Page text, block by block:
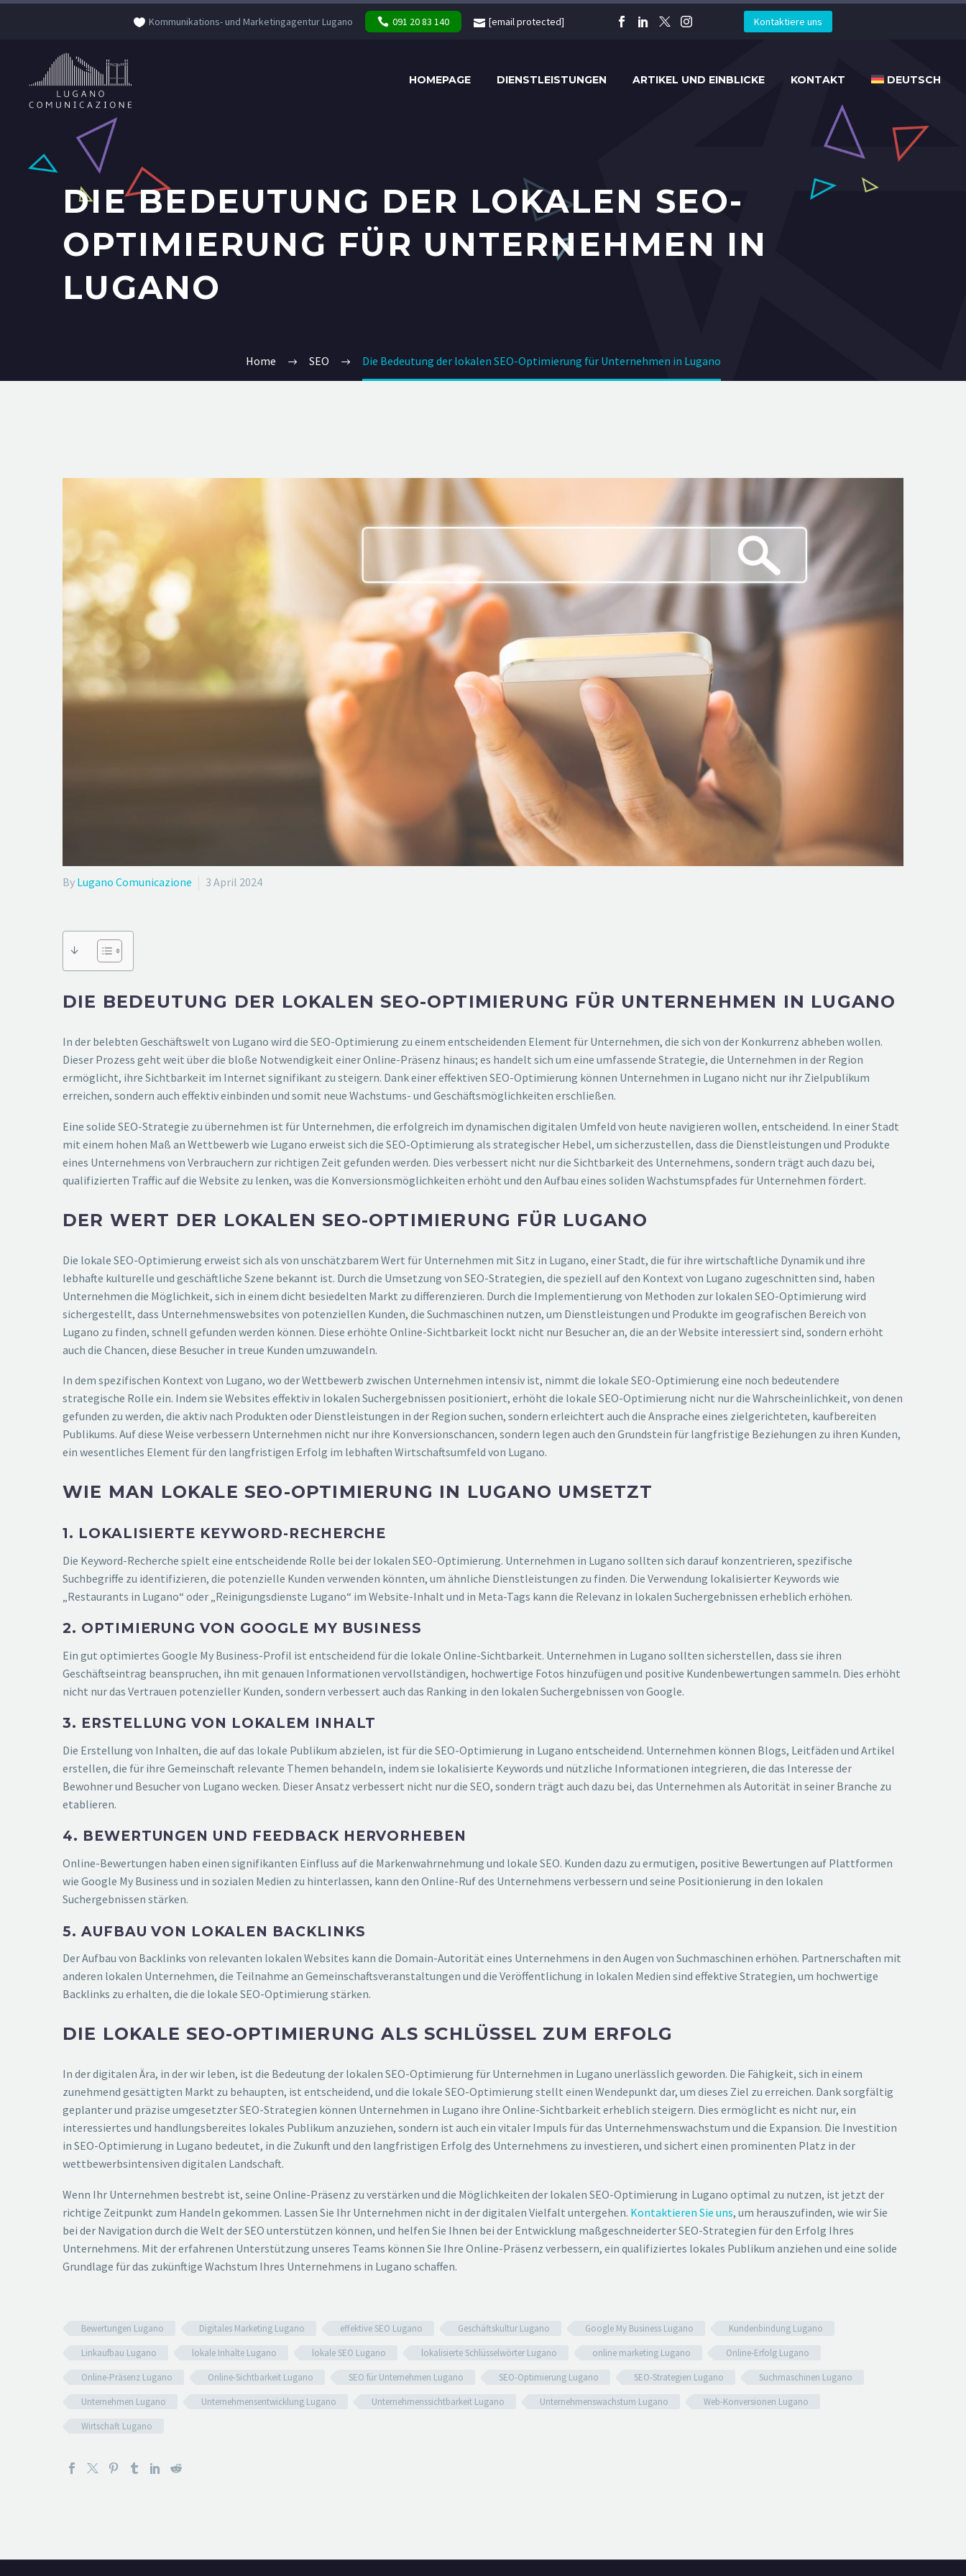
Kommunikations- und Marketingagentur Lugano 091 20 83 140 [email protected] Kontaktiere uns
HOMEPAGE DIENSTLEISTUNGEN ARTIKEL UND EINBLICKE KONTAKT DEUTSCH
DIE BEDEUTUNG DER LOKALEN SEO-
OPTIMIERUNG FÜR UNTERNEHMEN IN
LUGANO
Home SEO Die Bedeutung der lokalen SEO-Optimierung für Unternehmen in Lugano
By Lugano Comunicazione 3 April 2024
↓
DIE BEDEUTUNG DER LOKALEN SEO-OPTIMIERUNG FÜR UNTERNEHMEN IN LUGANO
In der belebten Geschäftswelt von Lugano wird die SEO-Optimierung zu einem entscheidenden Element für Unternehmen, die sich von der Konkurrenz abheben wollen.
Dieser Prozess geht weit über die bloße Notwendigkeit einer Online-Präsenz hinaus; es handelt sich um eine umfassende Strategie, die Unternehmen in der Region
ermöglicht, ihre Sichtbarkeit im Internet signifikant zu steigern. Dank einer effektiven SEO-Optimierung können Unternehmen in Lugano nicht nur ihr Zielpublikum
erreichen, sondern auch effektiv einbinden und somit neue Wachstums- und Geschäftsmöglichkeiten erschließen.
Eine solide SEO-Strategie zu übernehmen ist für Unternehmen, die erfolgreich im dynamischen digitalen Umfeld von heute navigieren wollen, entscheidend. In einer Stadt
mit einem hohen Maß an Wettbewerb wie Lugano erweist sich die SEO-Optimierung als strategischer Hebel, um sicherzustellen, dass die Dienstleistungen und Produkte
eines Unternehmens von Verbrauchern zur richtigen Zeit gefunden werden. Dies verbessert nicht nur die Sichtbarkeit des Unternehmens, sondern trägt auch dazu bei,
qualifizierten Traffic auf die Website zu lenken, was die Konversionsmöglichkeiten erhöht und den Aufbau eines soliden Wachstumspfades für Unternehmen fördert.
DER WERT DER LOKALEN SEO-OPTIMIERUNG FÜR LUGANO
Die lokale SEO-Optimierung erweist sich als von unschätzbarem Wert für Unternehmen mit Sitz in Lugano, einer Stadt, die für ihre wirtschaftliche Dynamik und ihre
lebhafte kulturelle und geschäftliche Szene bekannt ist. Durch die Umsetzung von SEO-Strategien, die speziell auf den Kontext von Lugano zugeschnitten sind, haben
Unternehmen die Möglichkeit, sich in einem dicht besiedelten Markt zu differenzieren. Durch die Implementierung von Methoden zur lokalen SEO-Optimierung wird
sichergestellt, dass Unternehmenswebsites von potenziellen Kunden, die Suchmaschinen nutzen, um Dienstleistungen und Produkte im geografischen Bereich von
Lugano zu finden, schnell gefunden werden können. Diese erhöhte Online-Sichtbarkeit lockt nicht nur Besucher an, die an der Website interessiert sind, sondern erhöht
auch die Chancen, diese Besucher in treue Kunden umzuwandeln.
In dem spezifischen Kontext von Lugano, wo der Wettbewerb zwischen Unternehmen intensiv ist, nimmt die lokale SEO-Optimierung eine noch bedeutendere
strategische Rolle ein. Indem sie Websites effektiv in lokalen Suchergebnissen positioniert, erhöht die lokale SEO-Optimierung nicht nur die Wahrscheinlichkeit, von denen
gefunden zu werden, die aktiv nach Produkten oder Dienstleistungen in der Region suchen, sondern erleichtert auch die Ansprache eines zielgerichteten, kaufbereiten
Publikums. Auf diese Weise verbessern Unternehmen nicht nur ihre Konversionschancen, sondern legen auch den Grundstein für langfristige Beziehungen zu ihren Kunden,
ein wesentliches Element für den langfristigen Erfolg im lebhaften Wirtschaftsumfeld von Lugano.
WIE MAN LOKALE SEO-OPTIMIERUNG IN LUGANO UMSETZT
1. LOKALISIERTE KEYWORD-RECHERCHE
Die Keyword-Recherche spielt eine entscheidende Rolle bei der lokalen SEO-Optimierung. Unternehmen in Lugano sollten sich darauf konzentrieren, spezifische
Suchbegriffe zu identifizieren, die potenzielle Kunden verwenden könnten, um ähnliche Dienstleistungen zu finden. Die Verwendung lokalisierter Keywords wie
„Restaurants in Lugano“ oder „Reinigungsdienste Lugano“ im Website-Inhalt und in Meta-Tags kann die Relevanz in lokalen Suchergebnissen erheblich erhöhen.
2. OPTIMIERUNG VON GOOGLE MY BUSINESS
Ein gut optimiertes Google My Business-Profil ist entscheidend für die lokale Online-Sichtbarkeit. Unternehmen in Lugano sollten sicherstellen, dass sie ihren
Geschäftseintrag beanspruchen, ihn mit genauen Informationen vervollständigen, hochwertige Fotos hinzufügen und positive Kundenbewertungen sammeln. Dies erhöht
nicht nur das Vertrauen potenzieller Kunden, sondern verbessert auch das Ranking in den lokalen Suchergebnissen von Google.
3. ERSTELLUNG VON LOKALEM INHALT
Die Erstellung von Inhalten, die auf das lokale Publikum abzielen, ist für die SEO-Optimierung in Lugano entscheidend. Unternehmen können Blogs, Leitfäden und Artikel
erstellen, die für ihre Gemeinschaft relevante Themen behandeln, indem sie lokalisierte Keywords und nützliche Informationen integrieren, die das Interesse der
Bewohner und Besucher von Lugano wecken. Dieser Ansatz verbessert nicht nur die SEO, sondern trägt auch dazu bei, das Unternehmen als Autorität in seiner Branche zu
etablieren.
4. BEWERTUNGEN UND FEEDBACK HERVORHEBEN
Online-Bewertungen haben einen signifikanten Einfluss auf die Markenwahrnehmung und lokale SEO. Kunden dazu zu ermutigen, positive Bewertungen auf Plattformen
wie Google My Business und in sozialen Medien zu hinterlassen, kann den Online-Ruf des Unternehmens verbessern und seine Positionierung in den lokalen
Suchergebnissen stärken.
5. AUFBAU VON LOKALEN BACKLINKS
Der Aufbau von Backlinks von relevanten lokalen Websites kann die Domain-Autorität eines Unternehmens in den Augen von Suchmaschinen erhöhen. Partnerschaften mit
anderen lokalen Unternehmen, die Teilnahme an Gemeinschaftsveranstaltungen und die Veröffentlichung in lokalen Medien sind effektive Strategien, um hochwertige
Backlinks zu erhalten, die die lokale SEO-Optimierung stärken.
DIE LOKALE SEO-OPTIMIERUNG ALS SCHLÜSSEL ZUM ERFOLG
In der digitalen Ära, in der wir leben, ist die Bedeutung der lokalen SEO-Optimierung für Unternehmen in Lugano unerlässlich geworden. Die Fähigkeit, sich in einem
zunehmend gesättigten Markt zu behaupten, ist entscheidend, und die lokale SEO-Optimierung stellt einen Wendepunkt dar, um dieses Ziel zu erreichen. Dank sorgfältig
geplanter und präzise umgesetzter SEO-Strategien können Unternehmen in Lugano ihre Online-Sichtbarkeit erheblich steigern. Dies ermöglicht es nicht nur, ein
interessiertes und handlungsbereites lokales Publikum anzuziehen, sondern ist auch ein vitaler Impuls für das Unternehmenswachstum und die Expansion. Die Investition
in SEO-Optimierung in Lugano bedeutet, in die Zukunft und den langfristigen Erfolg des Unternehmens zu investieren, und sichert einen prominenten Platz in der
wettbewerbsintensiven digitalen Landschaft.
Wenn Ihr Unternehmen bestrebt ist, seine Online-Präsenz zu verstärken und die Möglichkeiten der lokalen SEO-Optimierung in Lugano optimal zu nutzen, ist jetzt der
richtige Zeitpunkt zum Handeln gekommen. Lassen Sie Ihr Unternehmen nicht in der digitalen Vielfalt untergehen. Kontaktieren Sie uns, um herauszufinden, wie wir Sie
bei der Navigation durch die Welt der SEO unterstützen können, und helfen Sie Ihnen bei der Entwicklung maßgeschneiderter SEO-Strategien für den Erfolg Ihres
Unternehmens. Mit der erfahrenen Unterstützung unseres Teams können Sie Ihre Online-Präsenz verbessern, ein qualifiziertes lokales Publikum anziehen und eine solide
Grundlage für das zukünftige Wachstum Ihres Unternehmens in Lugano schaffen.
Bewertungen Lugano Digitales Marketing Lugano effektive SEO Lugano Geschäftskultur Lugano Google My Business Lugano
Kundenbindung Lugano
Linkaufbau Lugano
lokale Inhalte Lugano lokale SEO Lugano lokalisierte Schlüsselwörter Lugano online marketing Lugano
Online-Erfolg Lugano
Online-Präsenz Lugano
Online-Sichtbarkeit Lugano SEO für Unternehmen Lugano SEO-Optimierung Lugano SEO-Strategien Lugano
Suchmaschinen Lugano
Unternehmen Lugano
Unternehmensentwicklung Lugano Unternehmenssichtbarkeit Lugano Unternehmenswachstum Lugano
Web-Konversionen Lugano
Wirtschaft Lugano